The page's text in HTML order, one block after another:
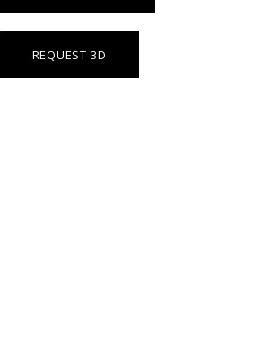
REQUEST 3D